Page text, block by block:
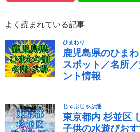
よく読まれている記事